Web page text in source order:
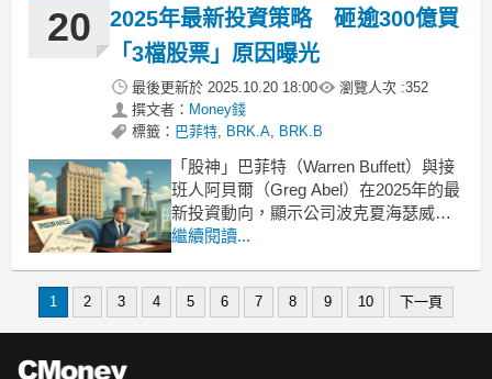
20
2025年最新投資策略 砸逾300億買
「3檔股票」原因曝光
最後更新於 2025.10.20 18:00 瀏覽人次 :352
撰文者： Money錢
標籤： 巴菲特, BRK.A, BRK.B
「股神」巴菲特（Warren Buffett）與接
班人阿貝爾（Greg Abel）在2025年的最
新投資動向，顯示公司波克夏海瑟威
（Berkshire Hathaway）面對全球經濟
元）資金，分別投向三家與民生消費密
繼續閱讀...
1 2 3 4 5 6 7 8 9 10 下一頁